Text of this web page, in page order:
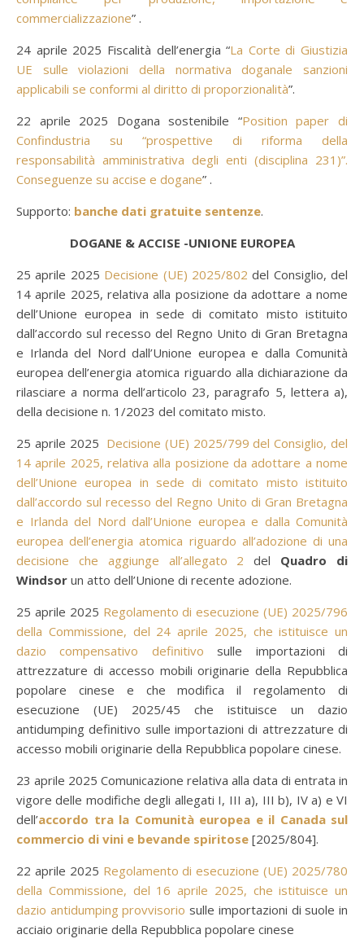
commercializzazione” .
24 aprile 2025 Fiscalità dell’energia “La Corte di Giustizia
UE sulle violazioni della normativa doganale sanzioni
applicabili se conformi al diritto di proporzionalità”.
22 aprile 2025 Dogana sostenibile “Position paper di
Confindustria su “prospettive di riforma della
responsabilità amministrativa degli enti (disciplina 231)”.
Conseguenze su accise e dogane” .
Supporto: banche dati gratuite sentenze.
DOGANE & ACCISE -UNIONE EUROPEA
25 aprile 2025 Decisione (UE) 2025/802 del Consiglio, del
14 aprile 2025, relativa alla posizione da adottare a nome
dell’Unione europea in sede di comitato misto istituito
dall’accordo sul recesso del Regno Unito di Gran Bretagna
e Irlanda del Nord dall’Unione europea e dalla Comunità
europea dell’energia atomica riguardo alla dichiarazione da
rilasciare a norma dell’articolo 23, paragrafo 5, lettera a),
della decisione n. 1/2023 del comitato misto.
25 aprile 2025 Decisione (UE) 2025/799 del Consiglio, del
14 aprile 2025, relativa alla posizione da adottare a nome
dell’Unione europea in sede di comitato misto istituito
dall’accordo sul recesso del Regno Unito di Gran Bretagna
e Irlanda del Nord dall’Unione europea e dalla Comunità
europea dell’energia atomica riguardo all’adozione di una
decisione che aggiunge all’allegato 2 del Quadro di
Windsor un atto dell’Unione di recente adozione.
25 aprile 2025 Regolamento di esecuzione (UE) 2025/796
della Commissione, del 24 aprile 2025, che istituisce un
dazio compensativo definitivo sulle importazioni di
attrezzature di accesso mobili originarie della Repubblica
popolare cinese e che modifica il regolamento di
esecuzione (UE) 2025/45 che istituisce un dazio
antidumping definitivo sulle importazioni di attrezzature di
accesso mobili originarie della Repubblica popolare cinese.
23 aprile 2025 Comunicazione relativa alla data di entrata in
vigore delle modifiche degli allegati I, III a), III b), IV a) e VI
dell’accordo tra la Comunità europea e il Canada sul
commercio di vini e bevande spiritose [2025/804].
22 aprile 2025 Regolamento di esecuzione (UE) 2025/780
della Commissione, del 16 aprile 2025, che istituisce un
dazio antidumping provvisorio sulle importazioni di suole in
acciaio originarie della Repubblica popolare cinese